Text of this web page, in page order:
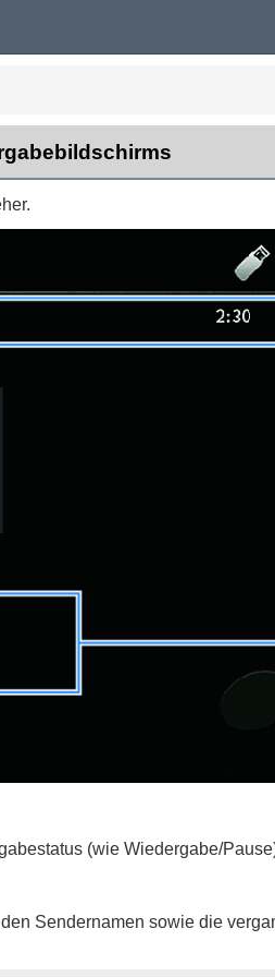
(wie Wiedergabe/
Sendernamen sowie die